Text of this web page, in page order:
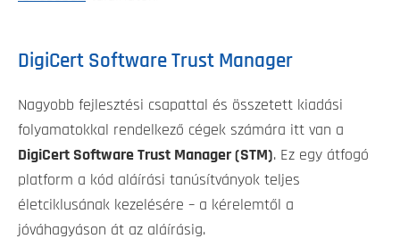
DigiCert Software Trust Manager
Nagyobb fejlesztési csapattal és összetett kiadási
folyamatokkal rendelkező cégek számára itt van a
DigiCert Software Trust Manager (STM). Ez egy átfogó
platform a kód aláírási tanúsítványok teljes
életciklusának kezelésére – a kérelemtől a
jóváhagyáson át az aláírásig.